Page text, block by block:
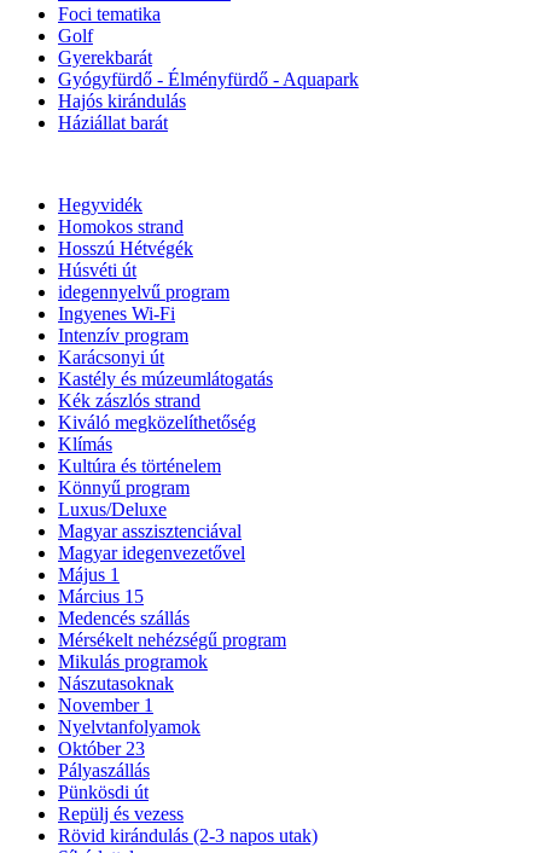
Foci tematika
Golf
Gyerekbarát
Gyógyfürdő - Élményfürdő - Aquapark
Hajós kirándulás
Háziállat barát
Hegyvidék
Homokos strand
Hosszú Hétvégék
Húsvéti út
idegennyelvű program
Ingyenes Wi-Fi
Intenzív program
Karácsonyi út
Kastély és múzeumlátogatás
Kék zászlós strand
Kiváló megközelíthetőség
Klímás
Kultúra és történelem
Könnyű program
Luxus/Deluxe
Magyar asszisztenciával
Magyar idegenvezetővel
Május 1
Március 15
Medencés szállás
Mérsékelt nehézségű program
Mikulás programok
Nászutasoknak
November 1
Nyelvtanfolyamok
Október 23
Pályaszállás
Pünkösdi út
Repülj és vezess
Rövid kirándulás (2-3 napos utak)